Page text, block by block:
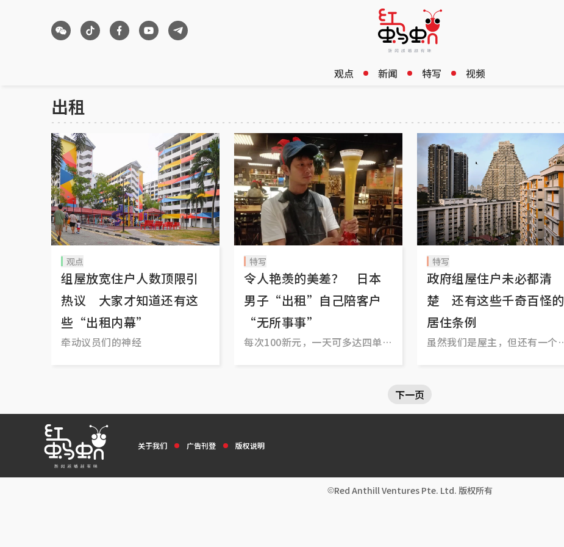
观点 新闻 特写 视频
出租
观点
组屋放宽住户人数顶限引
热议 大家才知道还有这
些“出租内幕”
牵动议员们的神经
特写
令人艳羡的美差？ 日本
男子“出租”自己陪客户
“无所事事”
每次100新元，一天可多达四单生
特写
政府组屋住户未必都清
楚 还有这些千奇百怪的
居住条例
虽然我们是屋主，但还有一个
下一页
关于我们 广告刊登 版权说明
Red Anthill Ventures Pte. Ltd. 版权所有